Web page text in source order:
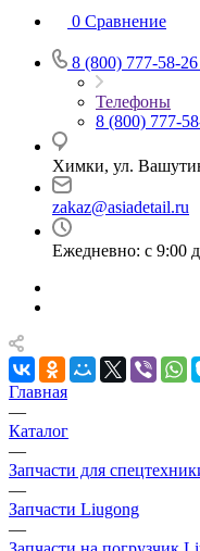
0 Сравнение
8 (800) 777-58-26
Телефоны
8 (800) 777-
Химки, ул.
zakaz@asiadetail.ru
Ежедневно: с 9:00
Главная
—
Каталог
—
Запчасти для
—
Запчасти Liugong
—